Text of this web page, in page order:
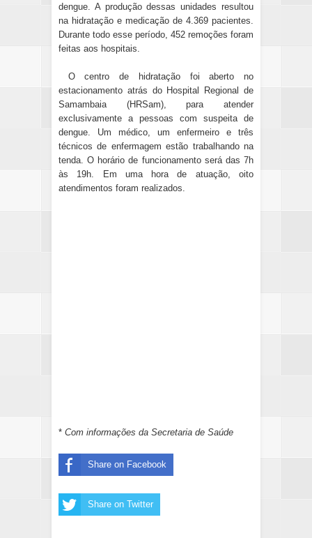
dengue. A produção dessas unidades resultou
na hidratação e medicação de 4.369 pacientes.
Durante todo esse período, 452 remoções foram
feitas aos hospitais.
O centro de hidratação foi aberto no
estacionamento atrás do Hospital Regional de
Samambaia (HRSam), para atender
exclusivamente a pessoas com suspeita de
dengue. Um médico, um enfermeiro e três
técnicos de enfermagem estão trabalhando na
tenda. O horário de funcionamento será das 7h
às 19h. Em uma hora de atuação, oito
atendimentos foram realizados.
* Com informações da Secretaria de Saúde
Share on Facebook
Share on Twitter